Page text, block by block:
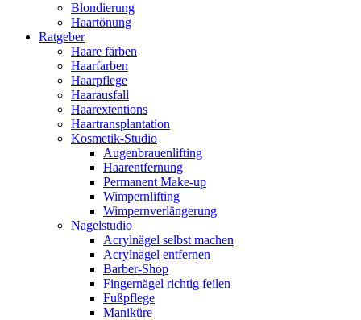
Blondierung
Haartönung
Ratgeber
Haare färben
Haarfarben
Haarpflege
Haarausfall
Haarextentions
Haartransplantation
Kosmetik-Studio
Augenbrauenlifting
Haarentfernung
Permanent Make-up
Wimpernlifting
Wimpernverlängerung
Nagelstudio
Acrylnägel selbst machen
Acrylnägel entfernen
Barber-Shop
Fingernägel richtig feilen
Fußpflege
Maniküre